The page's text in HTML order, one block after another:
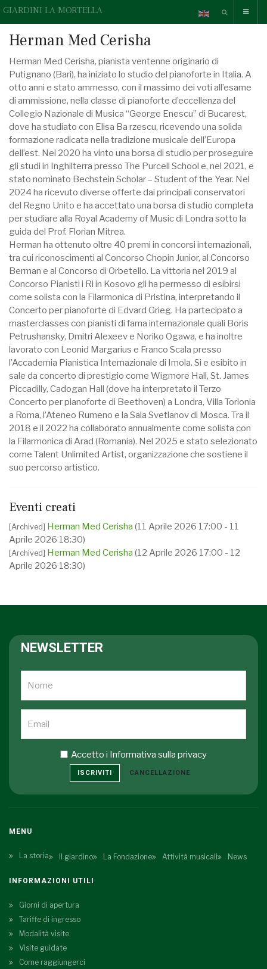
GIARDINI LA MORTELLA
Herman Med Cerisha
Herman Med Cerisha, pianista ventenne originario di
Putignano (Bari), ha iniziato lo studio del pianoforte in Italia. A
otto anni e stato ammesso, con il massimo dei voti all’esame
di ammissione, nella classe di pianoforte d’eccellenza del
Collegio Nazionale di Musica “George Enescu” di Bucarest,
dove ha studiato con Elisa Ba rzescu, ricevendo una solida
formazione radicata nella tradizione musicale dell’Europa
dell’est. Nel 2020 ha vinto una borsa di studio per proseguire
gli studi in Inghilterra presso The Purcell School e, nel 2021, e
stato nominato Bechstein Scholar – Student of the Year. Nel
2024 ha ricevuto diverse offerte dai principali conservatori
del Regno Unito e ha accettato una borsa di studio completa
per studiare alla Royal Academy of Music di Londra sotto la
guida del Prof. Florian Mitrea.
Herman ha ottenuto oltre 40 premi in concorsi internazionali,
tra cui riconoscimenti al Concorso Chopin Junior, al Concorso
Berman e al Concorso di Orbetello. La vittoria nel 2019 al
Concorso Pianisti i Ri in Kosovo gli ha permesso di esibirsi
come solista con la Filarmonica di Pristina, interpretando il
Concerto per pianoforte di Edvard Grieg. Ha partecipato a
masterclasses con pianisti di fama internazionale quali Boris
Petrushansky, Dmitri Alexeev e Noriko Ogawa, e ha inoltre
lavorato con Leonid Margarius e Franco Scala presso
l’Accademia Pianistica Internazionale di Imola. Si e esibito in
sale da concerto di prestigio come Wigmore Hall, St. James
Piccadilly, Cadogan Hall (dove ha interpretato il Terzo
Concerto per pianoforte di Beethoven) a Londra, Villa Torlonia
a Roma, l’Ateneo Rumeno e la Sala Svetlanov di Mosca. Tra il
2018 e il 2022 ha collaborato annualmente come solista con
la Filarmonica di Arad (Romania). Nel 2025 e stato selezionato
come Talent Unlimited Artist, organizzazione che sostiene il
suo percorso artistico.
Eventi creati
[Archived] Herman Med Cerisha (11 Aprile 2026 17:00 - 11
Aprile 2026 18:30)
[Archived] Herman Med Cerisha (12 Aprile 2026 17:00 - 12
Aprile 2026 18:30)
NEWSLETTER
Accetto i Informativa sulla privacy
ISCRIVITI CANCELLAZIONE
MENU
La storia Il giardino La Fondazione Attività musicali News
INFORMAZIONI UTILI
Giorni di apertura
Tariffe di ingresso
Modalità visite
Visite guidate
Come raggiungerci